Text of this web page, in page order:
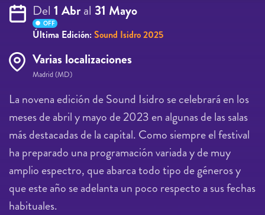
Del 1 Abral 31 Mayo
OFF
Última Edición:Sound Isidro 2025
Varias localizaciones
Madrid (MD)
La novena edición de Sound Isidro se celebrará en los
meses de abril y mayo de 2023 en algunas de las salas
más destacadas de la capital. Como siempre el festival
ha preparado una programación variada y de muy
amplio espectro, que abarca todo tipo de géneros y
que este año se adelanta un poco respecto a sus fechas
habituales.